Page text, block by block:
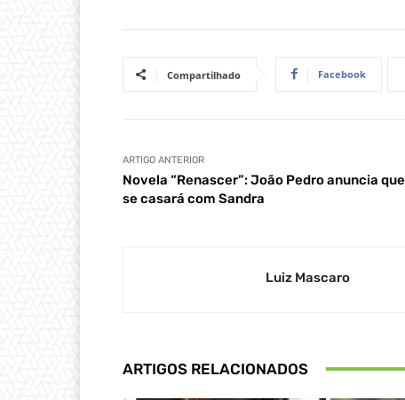
Compartilhado Facebook
ARTIGO ANTERIOR
Novela “Renascer”: João Pedro anuncia que
se casará com Sandra
Luiz Mascaro
ARTIGOS RELACIONADOS